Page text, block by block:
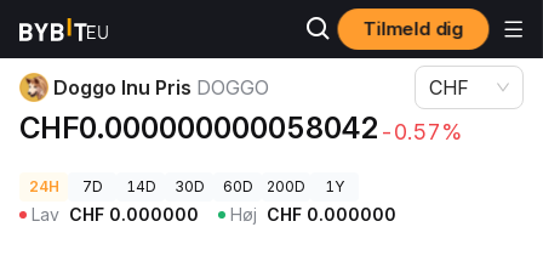
Tilmeld dig
Kryptopriser
Doggo Inu Pris DOGGO
CHF0.000000000058042 -0.57%
CHF
24H 7D 14D 30D 60D 200D 1Y
Lav CHF 0.000000 Høj CHF 0.000000